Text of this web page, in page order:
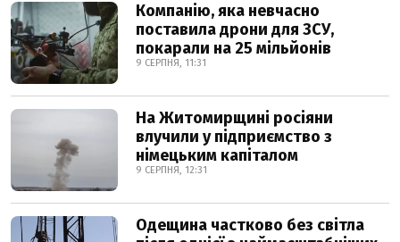
Компанію, яка невчасно
поставила дрони для ЗСУ,
покарали на 25 мільйонів
9 СЕРПНЯ, 11:31
На Житомирщині росіяни
влучили у підприємство з
німецьким капіталом
9 СЕРПНЯ, 12:31
Одещина частково без світла